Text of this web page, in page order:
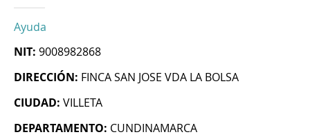
Ayuda
NIT: 9008982868
DIRECCIÓN: FINCA SAN JOSE VDA LA BOLSA
CIUDAD: VILLETA
DEPARTAMENTO: CUNDINAMARCA